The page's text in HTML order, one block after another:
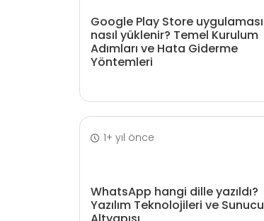
Google Play Store uygulaması
nasıl yüklenir? Temel Kurulum
Adımları ve Hata Giderme
Yöntemleri
1+ yıl önce
WhatsApp hangi dille yazıldı?
Yazılım Teknolojileri ve Sunucu